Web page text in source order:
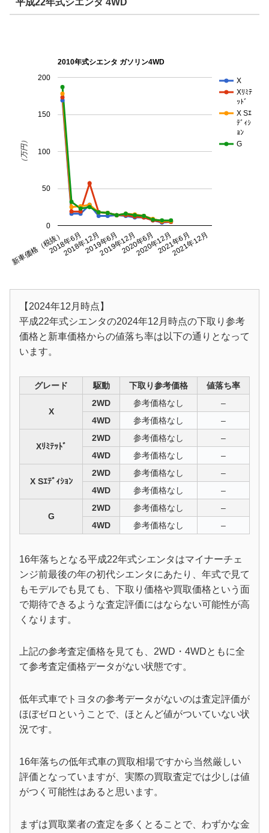
2010年式シエンタ ガソリン4WD
X
Xﾘﾐﾃ
ｯﾄﾞ
X Sｴ
ﾃﾞｨｼ
ｮﾝ
G
新車価格（税抜）2018年6月
2018年12月2019年6月
2019年12月2020年6月
2020年12月2021年6月
2021年12月
0
50
100
150
200
（万円）
【2024年12月時点】
平成22年式シエンタの2024年12月時点の下取り参考
価格と新車価格からの値落ち率は以下の通りとなって
います。
グレード 駆動 下取り参考価格 値落ち率
X
2WD 参考価格なし
–
4WD
参考価格なし –
Xﾘﾐﾃｯﾄﾞ
2WD 参考価格なし
–
4WD
参考価格なし –
X Sｴﾃﾞｨｼｮﾝ
2WD 参考価格なし
–
4WD
参考価格なし –
G
2WD 参考価格なし
–
4WD
参考価格なし –
16年落ちとなる平成22年式シエンタはマイナーチェ
ンジ前最後の年の初代シエンタにあたり、年式で見て
もモデルでも見ても、下取り価格や買取価格という面
で期待できるような査定評価にはならない可能性が高
くなります。
上記の参考査定価格を見ても、2WD・4WDともに全
て参考査定価格データがない状態です。
低年式車でトヨタの参考データがないのは査定評価が
ほぼゼロということで、ほとんど値がついていない状
況です。
16年落ちの低年式車の買取相場ですから当然厳しい
評価となっていますが、実際の買取査定では少しは値
がつく可能性はあると思います。
まずは買取業者の査定を多くとることで、わずかな金